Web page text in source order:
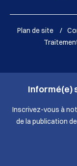
Plan de site
Informé(e)
Inscrivez-vous à
de la publication